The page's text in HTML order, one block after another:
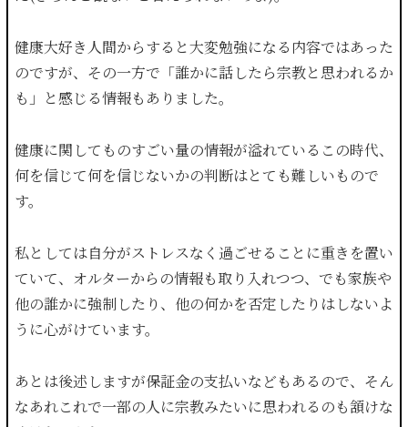
健康大好き人間からすると大変勉強になる内容ではあった
のですが、その一方で「誰かに話したら宗教と思われるか
も」と感じる情報もありました。
健康に関してものすごい量の情報が溢れているこの時代、
何を信じて何を信じないかの判断はとても難しいもので
す。
私としては自分がストレスなく過ごせることに重きを置い
ていて、オルターからの情報も取り入れつつ、でも家族や
他の誰かに強制したり、他の何かを否定したりはしないよ
うに心がけています。
あとは後述しますが保証金の支払いなどもあるので、そん
なあれこれで一部の人に宗教みたいに思われるのも頷けな